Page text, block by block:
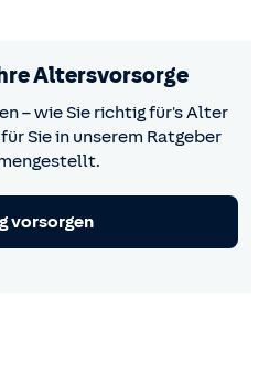
Altersvorsorge
– wie Sie richtig für's Alter
Sie in unserem Ratgeber
vorsorgen